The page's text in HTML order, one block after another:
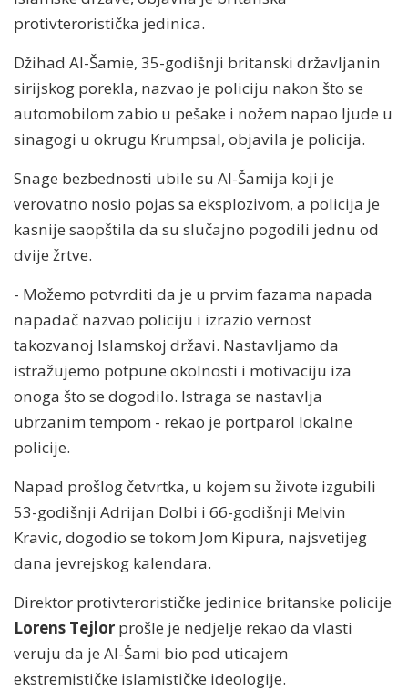
protivteroristička jedinica.
Džihad Al-Šamie, 35-godišnji britanski državljanin
sirijskog porekla, nazvao je policiju nakon što se
automobilom zabio u pešake i nožem napao ljude u
sinagogi u okrugu Krumpsal, objavila je policija.
Snage bezbednosti ubile su Al-Šamija koji je
verovatno nosio pojas sa eksplozivom, a policija je
kasnije saopštila da su slučajno pogodili jednu od
dvije žrtve.
- Možemo potvrditi da je u prvim fazama napada
napadač nazvao policiju i izrazio vernost
takozvanoj Islamskoj državi. Nastavljamo da
istražujemo potpune okolnosti i motivaciju iza
onoga što se dogodilo. Istraga se nastavlja
ubrzanim tempom - rekao je portparol lokalne
policije.
Napad prošlog četvrtka, u kojem su živote izgubili
53-godišnji Adrijan Dolbi i 66-godišnji Melvin
Kravic, dogodio se tokom Jom Kipura, najsvetijeg
dana jevrejskog kalendara.
Direktor protivterorističke jedinice britanske policije
Lorens Tejlor prošle je nedjelje rekao da vlasti
veruju da je Al-Šami bio pod uticajem
ekstremističke islamističke ideologije.